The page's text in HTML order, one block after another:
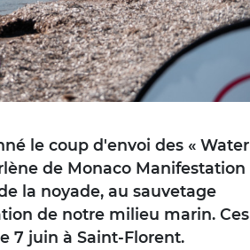
le coup d'envoi des « Water
de Monaco Manifestation
la noyade, au sauvetage
de notre milieu marin. Ces
7 juin à Saint-Florent.